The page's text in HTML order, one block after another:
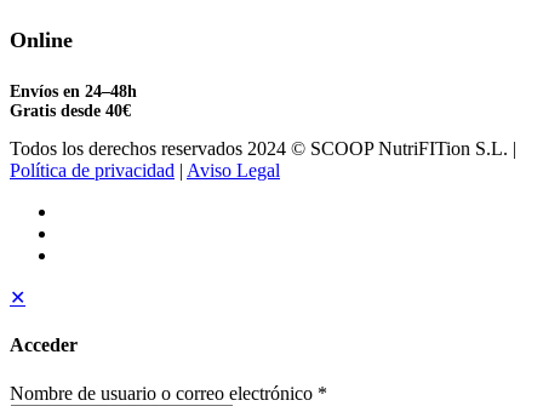
Online
Envíos en 24–48h
Gratis desde 40€
Todos los derechos reservados 2024 © SCOOP NutriFITion S.L. |
Política de privacidad | Aviso Legal
✕
Acceder
Nombre de usuario o correo electrónico *